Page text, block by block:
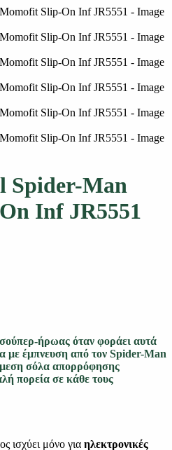
Spider-Man
Inf JR5551
ήρωας όταν φοράει αυτά
με έμπνευση από τον Spider-Man
σόλα απορρόφησης
πορεία σε κάθε τους
ισχύει μόνο για ηλεκτρονικές